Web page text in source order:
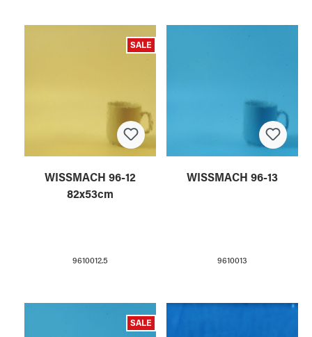
SALE
WISSMACH 96-12
82x53cm
9610012.5
WISSMACH 96-13
9610013
SALE